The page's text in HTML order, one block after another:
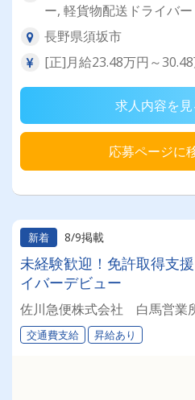
ー, 軽貨物配送ドライバー
長野県須坂市
[正]月給23.48万円～
求人内容を見
応募ページに
新着 8/9掲載
未経験歓迎！免許取得支
イバーデビュー
佐川急便株式会社 白馬営業
交通費支給 昇給あり